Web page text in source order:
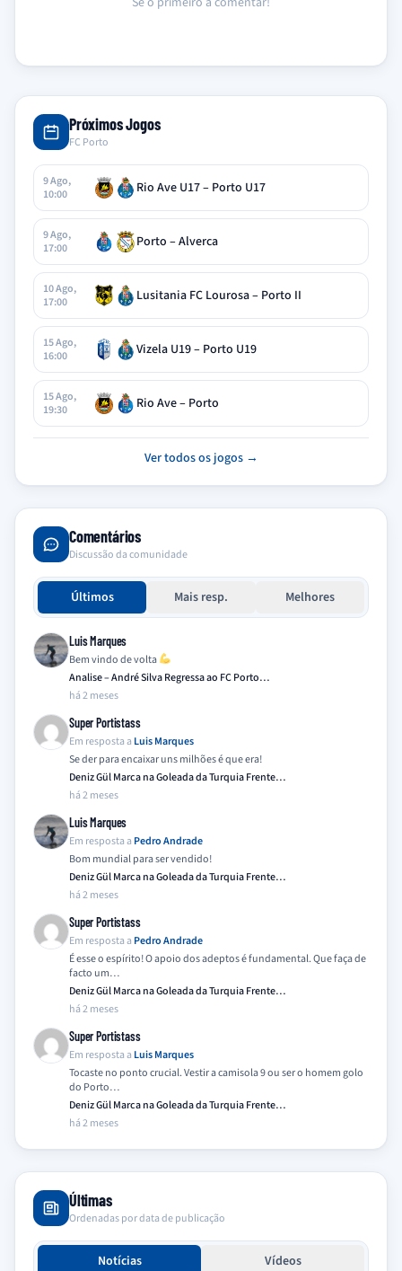
Próximos Jogos
FC Porto
9 Ago,
10:00
Rio Ave U17 – Porto U17
9 Ago,
17:00
Porto – Alverca
10 Ago,
17:00
Lusitania FC Lourosa – Porto II
15 Ago,
16:00
Vizela U19 – Porto U19
15 Ago,
19:30
Rio Ave – Porto
Ver todos os jogos →
Comentários
Discussão da comunidade
Últimos Mais resp. Melhores
Luis Marques
Bem vindo de volta
Analise – André Silva Regressa ao FC Porto…
há 2 meses
Super Portistass
Em resposta a Luis Marques
Se der para encaixar uns milhões é que era!
Deniz Gül Marca na Goleada da Turquia Frente…
há 2 meses
Luis Marques
Em resposta a Pedro Andrade
Bom mundial para ser vendido!
Deniz Gül Marca na Goleada da Turquia Frente…
há 2 meses
Super Portistass
Em resposta a Pedro Andrade
É esse o espírito! O apoio dos adeptos é fundamental. Que faça de
facto um…
Deniz Gül Marca na Goleada da Turquia Frente…
há 2 meses
Super Portistass
Em resposta a Luis Marques
Tocaste no ponto crucial. Vestir a camisola 9 ou ser o homem golo
do Porto…
Deniz Gül Marca na Goleada da Turquia Frente…
há 2 meses
Últimas
Ordenadas por data de publicação
Notícias Vídeos